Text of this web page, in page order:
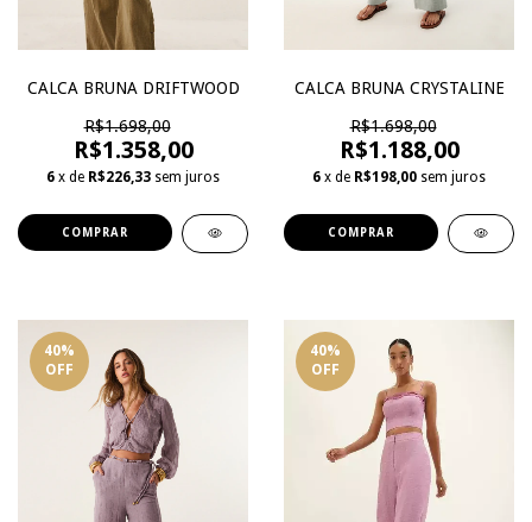
CALCA BRUNA DRIFTWOOD
R$1.698,00
R$1.358,00
6 x de R$226,33 sem juros
COMPRAR
CALCA BRUNA CRYSTALINE
R$1.698,00
R$1.188,00
6 x de R$198,00 sem juros
COMPRAR
40%
OFF
40%
OFF